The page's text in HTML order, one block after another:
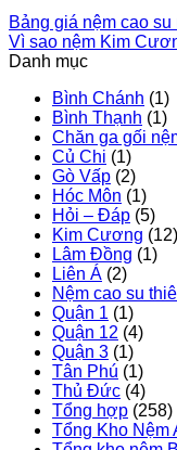
Bảng giá nệm cao
Vì sao nệm Kim
Danh mục
Bình Chánh (1)
Bình Thạnh (1)
Chăn ga gối
Củ Chi (1)
Gò Vấp (2)
Hóc Môn (1)
Hỏi – Đáp (5)
Kim Cương (12)
Lâm Đồng (1)
Liên Á (2)
Nệm cao su
Quận 1 (1)
Quận 12 (4)
Quận 3 (1)
Tân Phú (1)
Thủ Đức (4)
Tổng hợp (258)
Tổng Kho Nệm